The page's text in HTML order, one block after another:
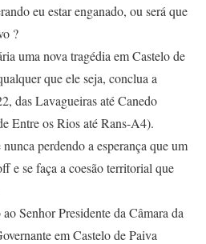
eu estar enganado, ou será que
?
uma nova tragédia em Castelo de
que ele seja, conclua a
das Lavagueiras até Canedo
Entre os Rios até Rans-A4).
perdendo a esperança que um
e se faça a coesão territorial que
Senhor Presidente da Câmara da
em Castelo de Paiva